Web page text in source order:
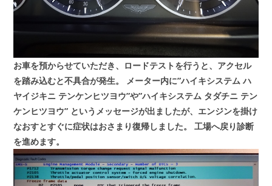
お車を預からせていただき、ロードテストを行うと、アクセル
を踏み込むと不具合が発生。
メーター内に”ハイキシステム ハ
ヤイジキニ テンケンヒツヨウ”や”ハイキシステム タダチニ テン
ケンヒツヨウ” というメッセージが出ましたが、エンジンを掛け
なおすとすぐに症状はおさまり復帰しました。
工場へ戻り診断
を進めます。